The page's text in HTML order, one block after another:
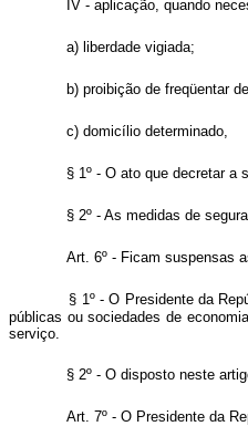
IV - aplicação, quando
a) liberdade vigiada;
b) proibição de freqüentar
c) domicílio determinado,
§ 1º - O ato que decretar
§ 2º - As medidas de
Art. 6º - Ficam suspensas
§ 1º - O Presidente da
públicas ou sociedades de
serviço.
§ 2º - O disposto neste
Art. 7º - O Presidente da